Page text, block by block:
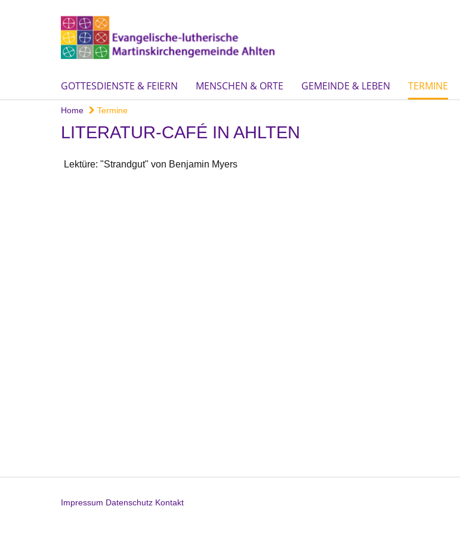
GOTTESDIENSTE & FEIERN MENSCHEN & ORTE GEMEINDE & LEBEN TERMINE
Home Termine
LITERATUR-CAFÉ IN AHLTEN
Lektüre: "Strandgut" von Benjamin Myers
Impressum Datenschutz Kontakt